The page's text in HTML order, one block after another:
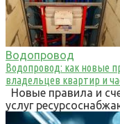
Водопровод
Водопровод: как новые
владельцев квартир и
Новые правила и
услуг